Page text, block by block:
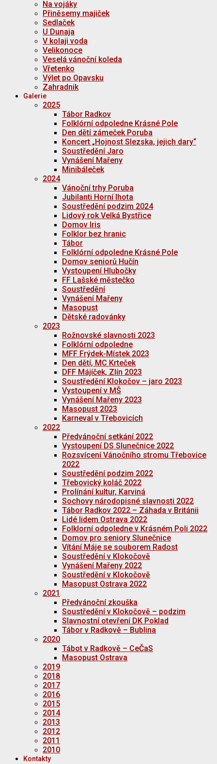
Na vojáky
Přiněsemy majiček
Sedlaček
U Dunaja
V kolaji voda
Velikonoce
Veselá vánoční koleda
Vřetenko
Výlet po Opavsku
Zahradnik
Galerie
2025
Tábor Radkov
Folklórní odpoledne Krásné Pole
Den dětí zámeček Poruba
Koncert „Hojnost Slezska, jejich dary“
Soustředění Jaro
Vynášení Mařeny
Minibáleček
2024
Vánoční trhy Poruba
Jubilanti Horní lhota
Soustředění podzim 2024
Lidový rok Velká Bystřice
Domov Iris
Folklor bez hranic
Tábor
Folklórní odpoledne Krásné Pole
Domov seniorů Hučín
Vystoupení Hlubočky
FF Lašské městečko
Soustředění
Vynášení Mařeny
Masopust
Dětské radovánky
2023
Rožnovské slavnosti 2023
Folklórní odpoledne
MFF Frýdek-Místek 2023
Den dětí, MC Krteček
DFF Májíček, Zlín 2023
Soustředění Klokočov – jaro 2023
Vystoupení v MŠ
Vynášení Mařeny 2023
Masopust 2023
Karneval v Třebovicích
2022
Předvánoční setkání 2022
Vystoupení DS Slunečnice 2022
Rozsvícení Vánočního stromu Třebovice
2022
Soustředění podzim 2022
Třebovický koláč 2022
Prolínání kultur, Karviná
Sochovy národopisné slavnosti 2022
Tábor Radkov 2022 – Záhada v Británii
Lidé lidem Ostrava 2022
Folklorní odpoledne v Krásném Poli 2022
Domov pro seniory Slunečnice
Vítání Máje se souborem Radost
Soustředění v Klokočově
Vynášení Mařeny 2022
Soustředění v Klokočově
Masopust Ostrava 2022
2021
Předvánoční zkouška
Soustředění v Klokočově – podzim
Slavnostní otevření DK Poklad
Tábor v Radkově – Bublina
2020
Tábot v Radkově – CeČaS
Masopust Ostrava
2019
2018
2017
2016
2015
2014
2013
2012
2011
2010
Kontakty